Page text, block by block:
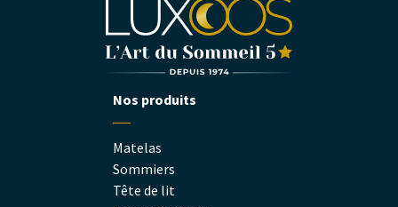
Nos produits
Matelas
Sommiers
Tête de lit